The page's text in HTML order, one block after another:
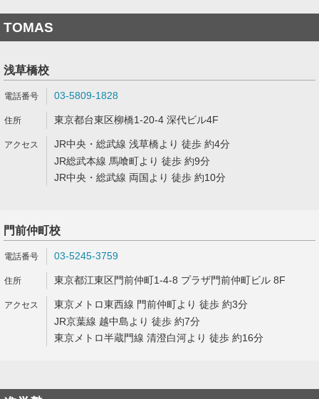
TOMAS
浅草橋校
03-5809-1828
東京都台東区柳橋1-20-4 深代ビル4F
JR中央・総武線 浅草橋より 徒歩 約4分
JR総武本線 馬喰町より 徒歩 約9分
JR中央・総武線 両国より 徒歩 約10分
門前仲町校
03-5245-3759
東京都江東区門前仲町1-4-8 プラザ門前仲町ビル 8F
東京メトロ東西線 門前仲町より 徒歩 約3分
JR京葉線 越中島より 徒歩 約7分
東京メトロ半蔵門線 清澄白河より 徒歩 約16分